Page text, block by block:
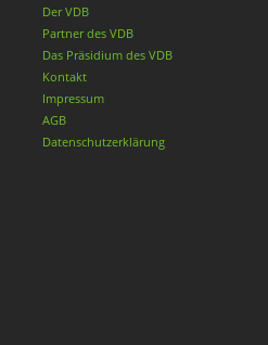
Der VDB
Partner des VDB
Das Präsidium des VDB
Kontakt
Impressum
AGB
Datenschutzerklärung